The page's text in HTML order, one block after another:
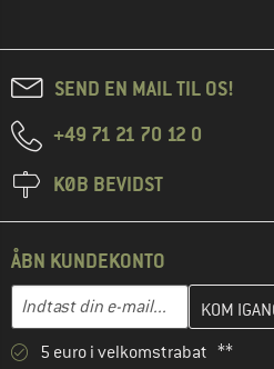
SEND EN MAIL TIL OS!
+49 71 21 70 12 0
KØB BEVIDST
ÅBN KUNDEKONTO
E-mail-adresse
Indtast din e-mailadresse her,
5 euro i velkomstrabat **